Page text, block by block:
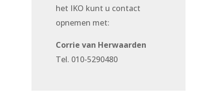
het IKO kunt u contact
opnemen met:
Corrie van Herwaarden
Tel. 010-5290480‬